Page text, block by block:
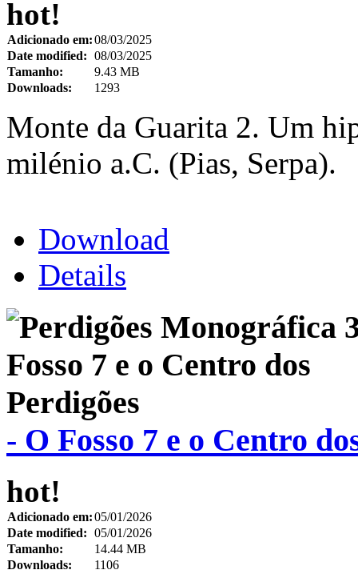
hot!
Adicionado em:08/03/2025
Date modified: 08/03/2025
Tamanho:
9.43 MB
Downloads:
1293
Monte da Guarita 2. Um
milénio a.C. (Pias, Serpa).
Download
Details
- O Fosso 7 e o Centro
hot!
Adicionado em:05/01/2026
Date modified: 05/01/2026
Tamanho:
14.44 MB
Downloads:
1106